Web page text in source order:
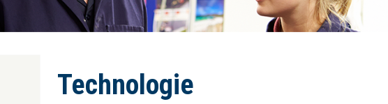
Technologie